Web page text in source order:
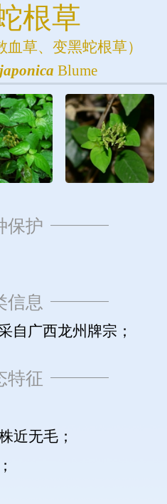
根草
血草、变黑蛇根草）
japonica Blume
保护
信息
自广西龙州牌宗；
特征
近无毛；